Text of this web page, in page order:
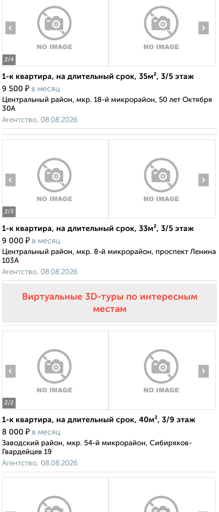
2/4
‹ ›
1-к квартира, на длительный срок, 35м², 3/5 этаж
9 500 ₽ в месяц
Центральный район, мкр. 18-й микрорайон, 50 лет Октября
30А
Агентство, 08.08.2026
2/3
‹ ›
1-к квартира, на длительный срок, 33м², 3/5 этаж
9 000 ₽ в месяц
Центральный район, мкр. 8-й микрорайон, проспект Ленина
103А
Агентство, 08.08.2026
Виртуальные 3D-туры по интересным
местам
2/2
‹ ›
1-к квартира, на длительный срок, 40м², 3/9 этаж
8 000 ₽ в месяц
Заводский район, мкр. 54-й микрорайон, Сибиряков-
Гвардейцев 19
Агентство, 08.08.2026